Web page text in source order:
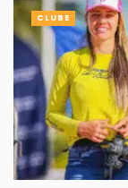
CLUBE